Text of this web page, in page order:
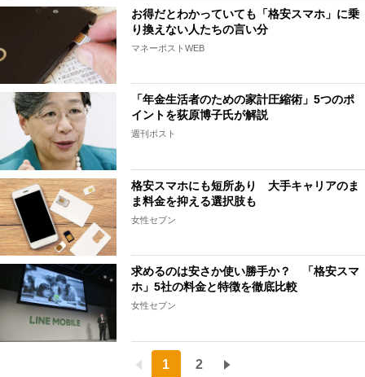
お得だとわかっていても「格安スマホ」に乗
り換えない人たちの言い分
マネーポストWEB
「年金生活者のための家計圧縮術」5つのポ
イントを荻原博子氏が解説
週刊ポスト
格安スマホにも短所あり 大手キャリアのま
ま料金を抑える選択肢も
女性セブン
求めるのは安さか使い勝手か？ 「格安スマ
ホ」5社の料金と特徴を徹底比較
女性セブン
1 2